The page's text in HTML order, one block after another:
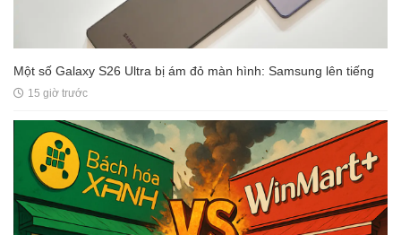
Một số Galaxy S26 Ultra bị ám đỏ màn hình: Samsung lên tiếng
15 giờ trước